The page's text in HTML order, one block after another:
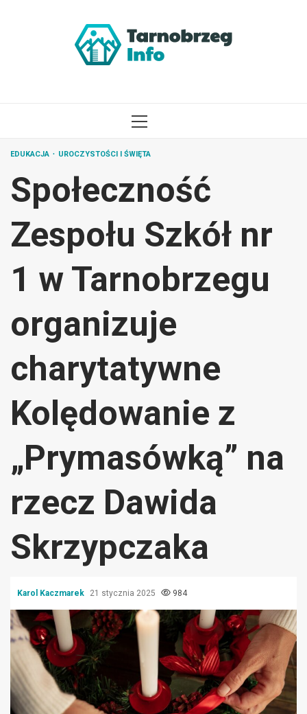
MENU
EDUKACJA UROCZYSTOŚCI I ŚWIĘTA
Społeczność
Zespołu Szkół nr
1 w Tarnobrzegu
organizuje
charytatywne
Kolędowanie z
„Prymasówką” na
rzecz Dawida
Skrzypczaka
Karol Kaczmarek 21 stycznia 2025 984